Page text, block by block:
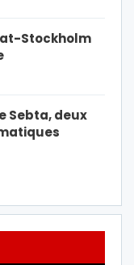
Stockholm
Sebta, deux